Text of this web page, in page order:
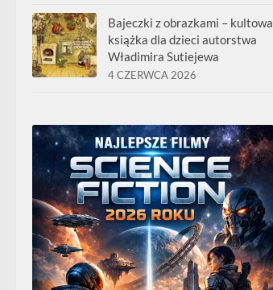
Bajeczki z obrazkami – kultowa
książka dla dzieci autorstwa
Władimira Sutiejewa
4 CZERWCA 2026